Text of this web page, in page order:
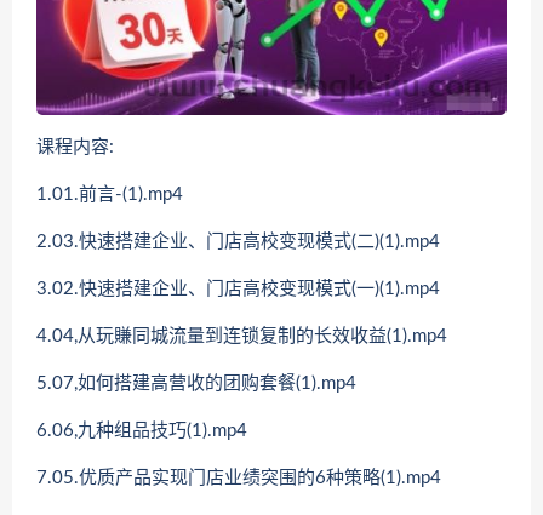
课程内容:
1.01.前言-(1).mp4
2.03.快速搭建企业、门店高校变现模式(二)(1).mp4
3.02.快速搭建企业、门店高校变现模式(一)(1).mp4
4.04,从玩賺同城流量到连锁复制的长效收益(1).mp4
5.07,如何搭建高营收的团购套餐(1).mp4
6.06,九种组品技巧(1).mp4
7.05.优质产品实现门店业绩突围的6种策略(1).mp4